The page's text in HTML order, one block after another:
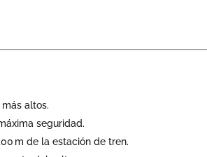
altos.
seguridad.
m de la estación de tren.